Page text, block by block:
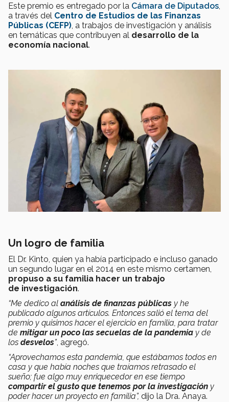
Este premio es entregado por la Cámara de Diputados
a través del Centro de Estudios de las Finanzas
Públicas (CEFP) , a trabajos de investigación y análisis
en temáticas que contribuyen al desarrollo de la
economía nacional.
Un logro de familia
El Dr. Kinto, quien ya había participado e incluso ganado
un segundo lugar en el 2014 en este mismo certamen,
propuso a su familia hacer un trabajo
de investigación.
“Me dedico al análisis de finanzas públicas y he
publicado algunos artículos. Entonces salió el tema del
premio y quisimos hacer el ejercicio en familia, para tratar
de mitigar un poco las secuelas de la pandemia y de
los desvelos”, agregó.
“Aprovechamos esta pandemia, que estábamos todos en
casa y que había noches que traíamos retrasado el
sueño; fue algo muy enriquecedor en ese tiempo
compartir el gusto que tenemos por la investigación y
poder hacer un proyecto en familia”, dijo la Dra. Anaya.